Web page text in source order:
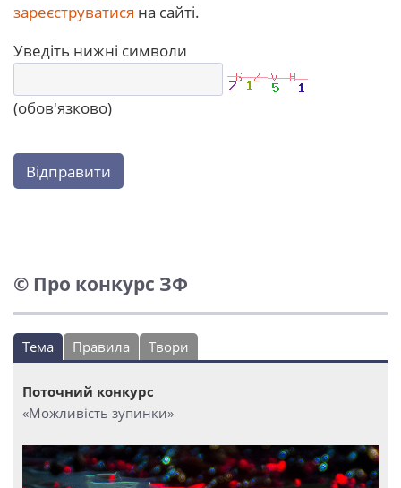
зареєструватися на сайті.
Уведіть нижні символи
(обов'язково)
Відправити
© Про конкурс ЗФ
Тема Правила Твори
Поточний конкурс
«Можливість зупинки»